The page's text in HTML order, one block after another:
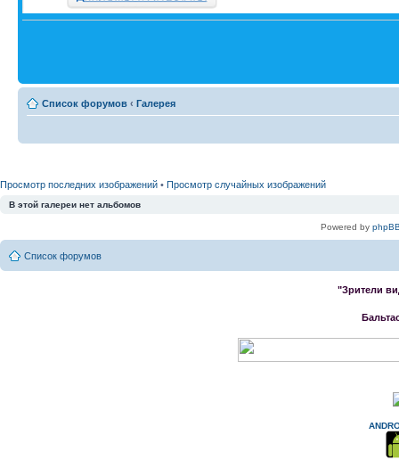
Список форумов ‹ Галерея
Просмотр последних изображений • Просмотр случайных изображений
В этой галереи нет альбомов
Powered by
Список форумов
"Зрители